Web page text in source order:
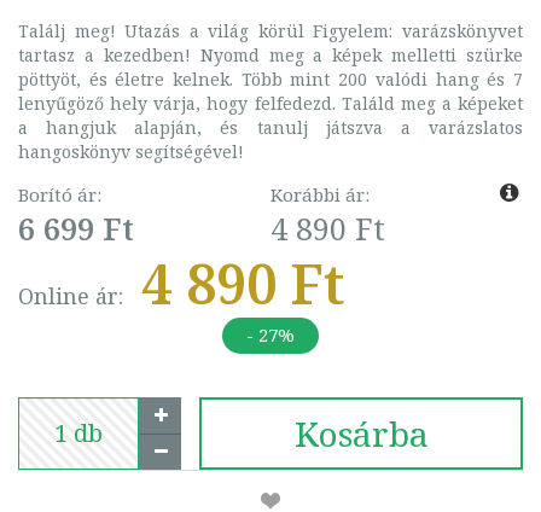
Találj meg! Utazás a világ körül Figyelem: varázskönyvet
tartasz a kezedben! Nyomd meg a képek melletti szürke
pöttyöt, és életre kelnek. Több mint 200 valódi hang és 7
lenyűgöző hely várja, hogy felfedezd. Találd meg a képeket
a hangjuk alapján, és tanulj játszva a varázslatos
hangoskönyv segítségével!
Borító ár:
6 699 Ft
Korábbi ár:
4 890 Ft
Online ár: 4 890 Ft
- 27%
Kosárba